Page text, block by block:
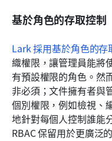
基於角色的存取控制
Lark 採用基於角色的存
織權限，讓管理員能將
有預設權限的角色。然
非必須；文件擁有者與
個別權限，例如檢視、
地針對每個人控制誰能
RBAC 保留用於更廣泛